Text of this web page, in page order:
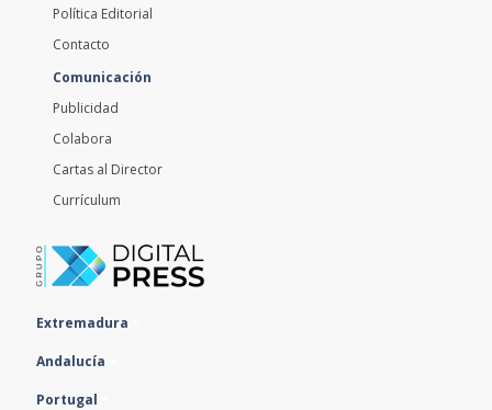
Política Editorial
Contacto
Comunicación
Publicidad
Colabora
Cartas al Director
Currículum
Extremadura
Andalucía
Portugal